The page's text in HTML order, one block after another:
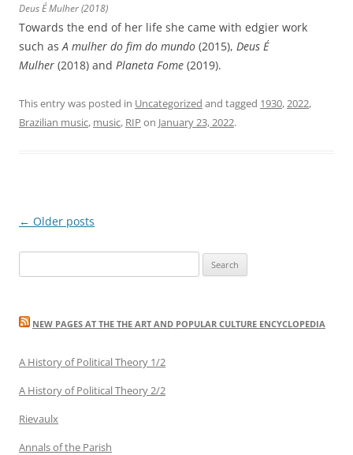
Deus É Mulher(2018)
Towards the end of her life she came with edgier work
such as A mulher do fim do mundo (2015), Deus É
Mulher (2018) and Planeta Fome (2019).
This entry was posted in Uncategorized and tagged 1930,2022,
Brazilian music, music, RIP on January 23, 2022.
Post
← Older posts
for:
NEW PAGES AT THE THE ART AND POPULAR CULTURE ENCYCLOPEDIA
A History of Political Theory 1/2
A History of Political Theory 2/2
Rievaulx
Annals of the Parish